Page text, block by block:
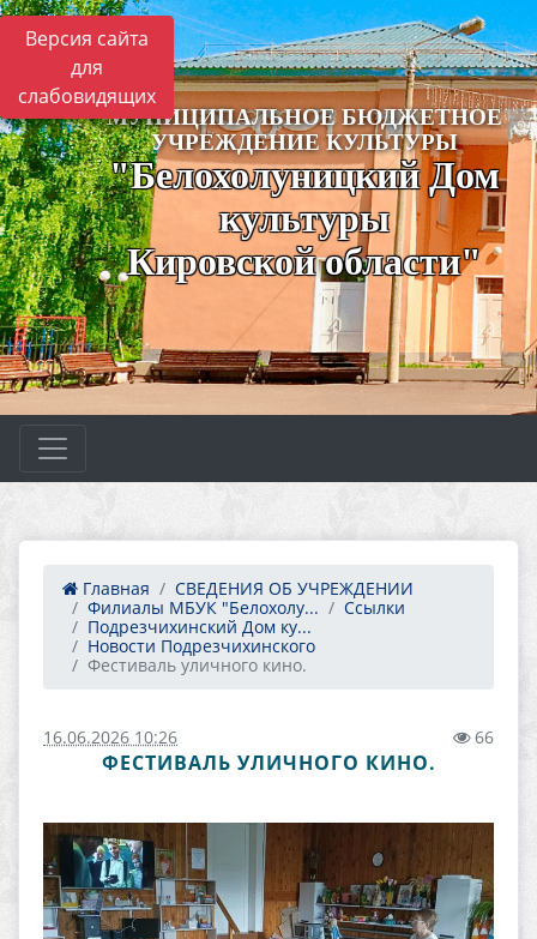
Версия сайта
для
слабовидящих
МУНИЦИПАЛЬНОЕ БЮДЖЕТНОЕ
УЧРЕЖДЕНИЕ КУЛЬТУРЫ
"Белохолуницкий Дом
культуры
Кировской области"
Главная
СВЕДЕНИЯ ОБ УЧРЕЖДЕНИИ
Филиалы МБУК "Белохолу...
Ссылки
Подрезчихинский Дом ку...
Новости Подрезчихинского
Фестиваль уличного кино.
16.06.2026 10:26 66
ФЕСТИВАЛЬ УЛИЧНОГО КИНО.